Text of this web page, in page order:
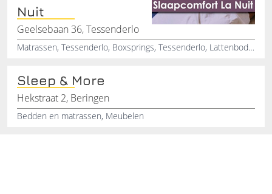
Nuit
Geelsebaan 36, Tessenderlo
Matrassen, Tessenderlo, Boxsprings, Tessenderlo, Lattenbodems, Tessenderlo, Bedden, Tessenderlo, Bedlinnen, en
Sleep & More
Hekstraat 2, Beringen
Bedden en matrassen, Meubelen